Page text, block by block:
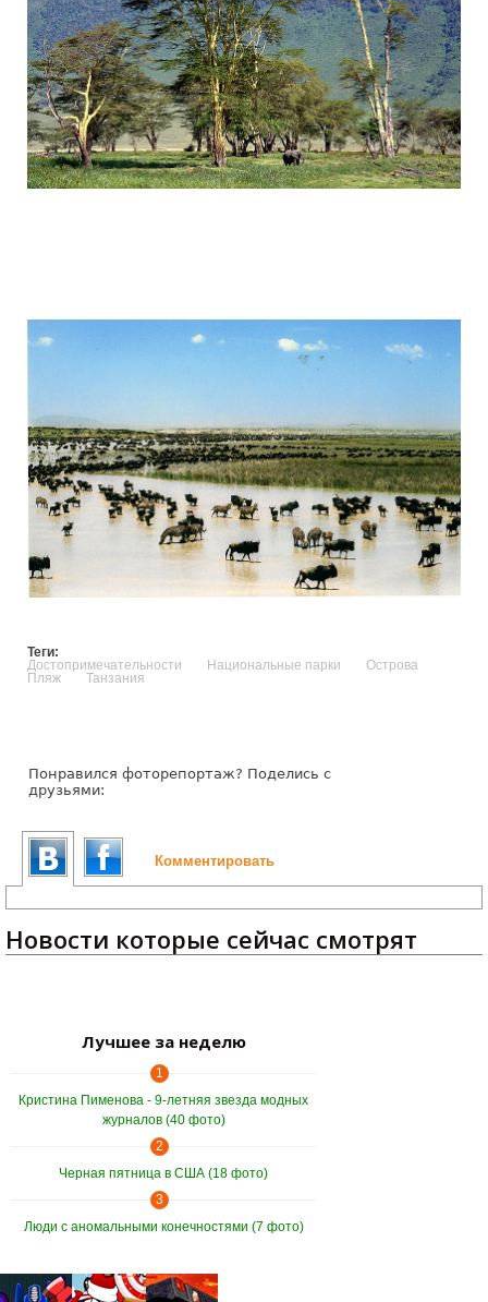
Теги:
Достопримечательности
Национальные парки
Острова
Пляж
Танзания
Понравился фоторепортаж? Поделись с
друзьями:
Комментировать
Новости которые сейчас смотрят
Лучшее за неделю
1
Кристина Пименова - 9-летняя звезда модных
журналов (40 фото)
2
Черная пятница в США (18 фото)
3
Люди с аномальными конечностями (7 фото)